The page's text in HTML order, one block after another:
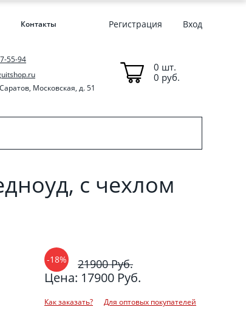
Контакты Регистрация Вход
55-94
Московская, д. 51
0 шт.
0 руб.
с чехлом
-18% 21900 Руб.
Цена: 17900 Руб.
Как заказать? Для оптовых покупателей